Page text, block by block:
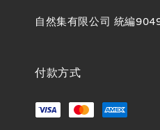
自然集有限公司 統編
付款方式